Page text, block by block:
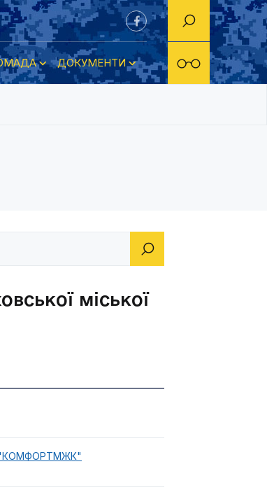
ДОКУМЕНТИ
міської
"КОМФОРТМЖК"